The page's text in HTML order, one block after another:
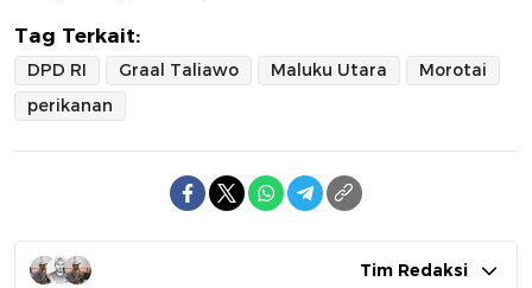
Tag Terkait:
DPD RI Graal Taliawo Maluku Utara
Morotai
perikanan
Tim Redaksi